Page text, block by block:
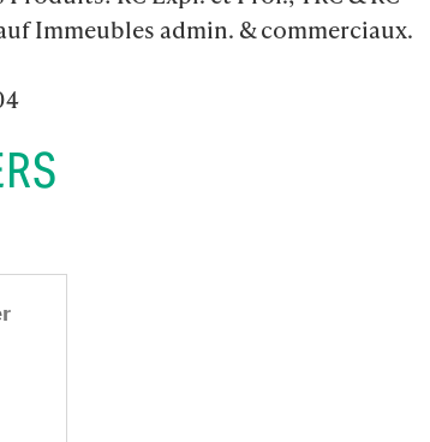
Immeubles admin. & commerciaux.